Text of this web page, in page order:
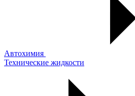
Автохимия
Технические жидкости